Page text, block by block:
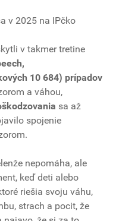
v 2025 na IPčko
v takmer tretine
10 684) prípadov
a váhou,
sa až
spojenie
nepomáha, ale
keď deti alebo
riešia svoju váhu,
strach a pocit, že